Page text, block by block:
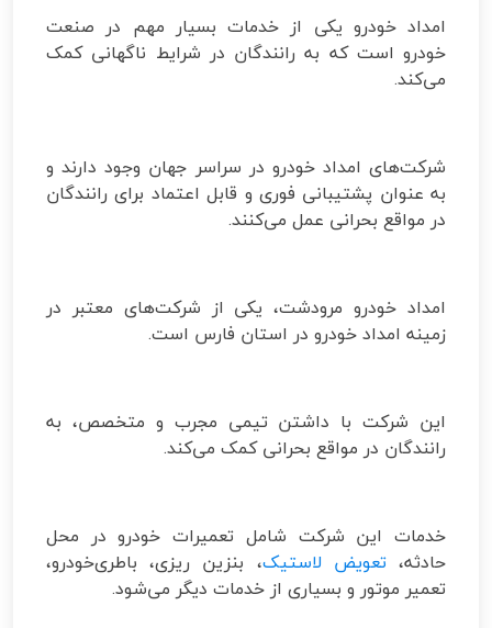
امداد خودرو یکی از خدمات بسیار مهم در صنعت
خودرو است که به رانندگان در شرایط ناگهانی کمک
می‌کند.
شرکت‌های امداد خودرو در سراسر جهان وجود دارند و
به عنوان پشتیبانی فوری و قابل اعتماد برای رانندگان
در مواقع بحرانی عمل می‌کنند.
امداد خودرو مرودشت، یکی از شرکت‌های معتبر در
زمینه امداد خودرو در استان فارس است.
این شرکت با داشتن تیمی مجرب و متخصص، به
رانندگان در مواقع بحرانی کمک می‌کند.
خدمات این شرکت شامل تعمیرات خودرو در محل
حادثه،تعویض لاستیک، بنزین ریزی، باطری‌خودرو،
تعمیر موتور و بسیاری از خدمات دیگر می‌شود.